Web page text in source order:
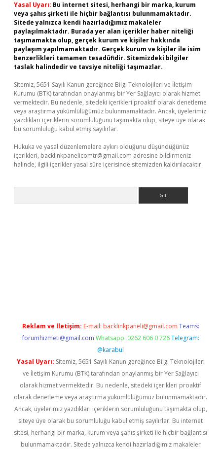
Yasal Uyarı: Bu internet sitesi, herhangi bir marka, kurum
veya şahıs şirketi ile hiçbir bağlantısı bulunmamaktadır.
Sitede yalnızca kendi hazırladığımız makaleler
paylaşılmaktadır. Burada yer alan içerikler haber niteliği
taşımamakta olup, gerçek kurum ve kişiler hakkında
paylaşım yapılmamaktadır. Gerçek kurum ve kişiler ile isim
benzerlikleri tamamen tesadüfidir. Sitemizdeki bilgiler
taslak halindedir ve tavsiye niteliği taşımazlar.
Sitemiz, 5651 Sayılı Kanun gereğince Bilgi Teknolojileri ve İletişim
Kurumu (BTK) tarafından onaylanmış bir Yer Sağlayıcı olarak hizmet
vermektedir. Bu nedenle, sitedeki içerikleri proaktif olarak denetleme
veya araştırma yükümlülüğümüz bulunmamaktadır. Ancak, üyelerimiz
yazdıkları içeriklerin sorumluluğunu taşımakta olup, siteye üye olarak
bu sorumluluğu kabul etmiş sayılırlar.
Hukuka ve yasal düzenlemelere aykırı olduğunu düşündüğünüz
içerikleri, backlinkpanelicomtr@gmail.com adresine bildirmeniz
halinde, ilgili içerikler yasal süre içerisinde sitemizden kaldırılacaktır.
Reklam ve İletişim: E-mail: backlinkpaneli@gmail.com Teams:
forumhizmeti@gmail.com Whatsapp: 0262 606 0 726 Telegram:
@karabul
Yasal Uyarı: Sitemiz, 5651 Sayılı Kanun gereğince Bilgi Teknolojileri
ve İletişim Kurumu (BTK) tarafından onaylanmış bir Yer Sağlayıcı
olarak hizmet vermektedir. Bu nedenle, sitedeki içerikleri proaktif
olarak denetleme veya araştırma yükümlülüğümüz bulunmamaktadır.
Ancak, üyelerimiz yazdıkları içeriklerin sorumluluğunu taşımakta olup,
siteye üye olarak bu sorumluluğu kabul etmiş sayılırlar. Bu internet
sitesi, herhangi bir marka, kurum veya şahıs şirketi ile hiçbir bağlantısı
bulunmamaktadır. Sitede yalnızca kendi hazırladığımız makaleler